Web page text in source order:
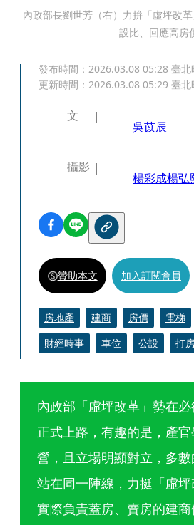
內政部長劉世芳（右）力拚「虛坪改
設比、回應高房
發布時間： 2026.03.08 05:28 臺北
更新時間： 2026.03.08 05:29 臺北
文
吳苡辰
攝影
楊彩成楊弘
贊助本文 加入訂閱會員
房地產 建商 房價 電梯
財經時事
車位 公設 打
內政部「虛坪改革」勢在
正式上路，有趣的是，產
營，且立場明顯對立，多
站在同一陣線，力挺「虛
實際負責蓋房、賣房的建